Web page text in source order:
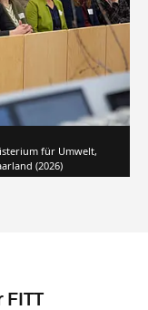
für Umwelt,
(2026)
FITT